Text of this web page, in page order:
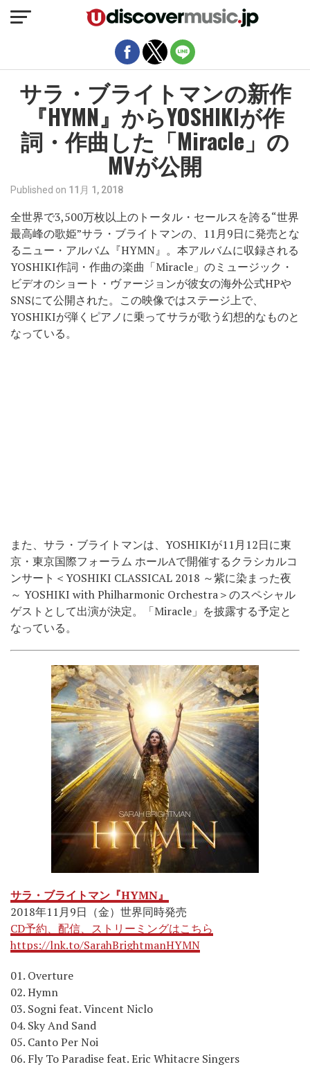
サラ・ブライトマンの新作
『HYMN』からYOSHIKIが作
詞・作曲した「Miracle」の
MVが公開
Published on 11月 1, 2018
全世界で3,500万枚以上のトータル・セールスを誇る“世界
最高峰の歌姫”サラ・ブライトマンの、11月9日に発売とな
るニュー・アルバム『HYMN』。本アルバムに収録される
YOSHIKI作詞・作曲の楽曲「Miracle」のミュージック・
ビデオのショート・ヴァージョンが彼女の海外公式HPや
SNSにて公開された。この映像ではステージ上で、
YOSHIKIが弾くピアノに乗ってサラが歌う幻想的なものと
なっている。
また、サラ・ブライトマンは、YOSHIKIが11月12日に東
京・東京国際フォーラム ホールAで開催するクラシカルコ
ンサート＜YOSHIKI CLASSICAL 2018 ～紫に染まった夜
～ YOSHIKI with Philharmonic Orchestra＞のスペシャル
ゲストとして出演が決定。「Miracle」を披露する予定と
なっている。
サラ・ブライトマン『HYMN』
2018年11月9日（金）世界同時発売
CD予約、配信、ストリーミングはこちら
https://lnk.to/SarahBrightmanHYMN
01. Overture
02. Hymn
03. Sogni feat. Vincent Niclo
04. Sky And Sand
05. Canto Per Noi
06. Fly To Paradise feat. Eric Whitacre Singers
モバイルバージョンを終了